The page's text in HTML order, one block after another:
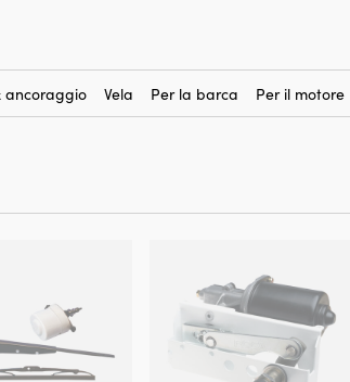
ancoraggio Vela Per la barca Per il motore